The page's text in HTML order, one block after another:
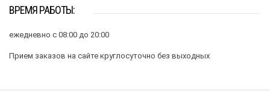
ВРЕМЯ РАБОТЫ:
ежедневно с 08:00 до 20:00
Прием заказов на сайте круглосуточно без выходных